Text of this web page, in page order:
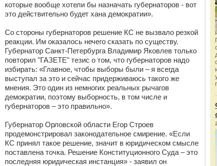
которые вообще хотели бы назначать губернаторов - вот
это действительно будет хана демократии».
Со стороны губернаторов решение КС не вызвало резкой
реакции. Им оказалось нечего сказать по существу.
Губернатор Санкт-Петербурга Владимир Яковлев только
повторил "ГАЗЕТЕ" тезис о том, что губернаторов надо
избирать: «Главное, чтобы выборы были – я всегда
выступал за это и сейчас придерживаюсь такого же
мнения. Это один из немногих реальных рычагов
демократии, поэтому выборность, в том числе и
губернаторов – это правильно».
Губернатор Орловской области Егор Строев
продемонстрировал законодательное смирение. «Если
КС принял такое решение, значит в юридическом смысле
поставлена точка. Решение Конституционного Суда – это
последняя юридическая инстанция» - заявил он